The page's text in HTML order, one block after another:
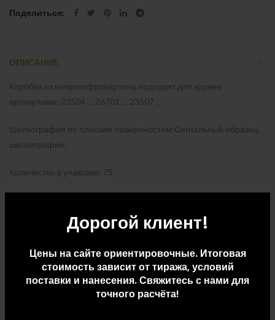
Дорогой клиент!
Цены на сайте ориентировочные. Итоговая
стоимость зависит от тиража, условий
поставки и нанесения. Свяжитесь с нами для
точного расчёта!
Поделиться
ОПИСАНИЕ
Коробка из микрогофрокартона подходит для кружек
артикулами: 23504 … 26701 … 23507 …
Шелкография по плоским поверхностям;Сигнальный образец
шелкографии;
Количество в упаковке: 75
Вес упаковки: 2.675
ДОПОЛНИТЕЛЬНАЯ ИНФОРМАЦИЯ